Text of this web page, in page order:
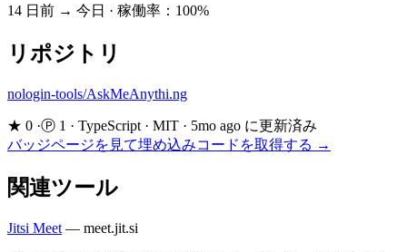
14 日前 → 今日 · 稼働率：100%
リポジトリ
nologin-tools/AskMeAnythi.ng
★ 0 ·Ⓟ 1 · TypeScript · MIT · 5mo ago に更新済み
バッジページを見て埋め込みコードを取得する →
関連ツール
Jitsi Meet — meet.jit.si